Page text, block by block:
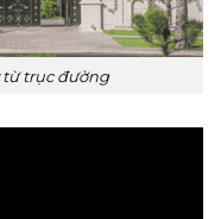
từ trục đường